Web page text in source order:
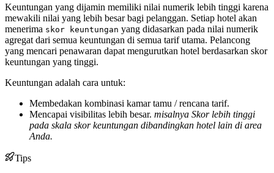
Keuntungan yang dijamin memiliki nilai numerik lebih tinggi karena
mewakili nilai yang lebih besar bagi pelanggan. Setiap hotel akan
menerima skor keuntungan yang didasarkan pada nilai numerik
agregat dari semua keuntungan di semua tarif utama. Pelancong
yang mencari penawaran dapat mengurutkan hotel berdasarkan skor
keuntungan yang tinggi.
Keuntungan adalah cara untuk:
Membedakan kombinasi kamar tamu / rencana tarif.
Mencapai visibilitas lebih besar. misalnya Skor lebih tinggi
pada skala skor keuntungan dibandingkan hotel lain di area
Anda.
Tips